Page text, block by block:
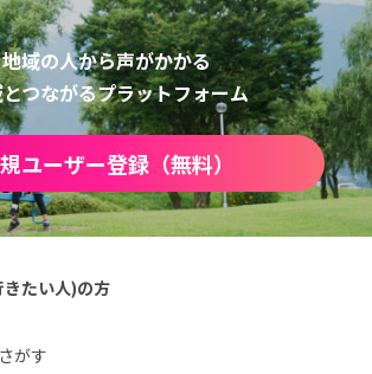
地域の人から声がかかる
つながるプラットフォーム
ユーザー登録（無料）
たい人)の方
がす